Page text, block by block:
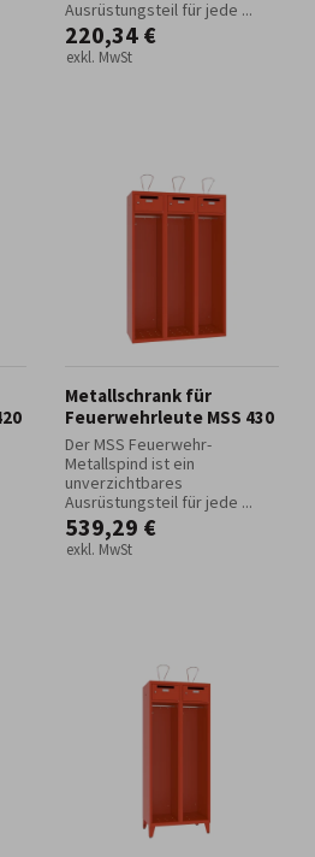
Ausrüstungsteil für jede ...
220,34 €
exkl. MwSt
Metallschrank für
Feuerwehrleute MSS 430
Der MSS Feuerwehr-
Metallspind ist ein
unverzichtbares
Ausrüstungsteil für jede ...
539,29 €
exkl. MwSt